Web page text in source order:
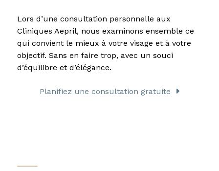
Lors d’une consultation personnelle aux
Cliniques Aepril, nous examinons ensemble ce
qui convient le mieux à votre visage et à votre
objectif. Sans en faire trop, avec un souci
d’équilibre et d’élégance.
Planifiez une consultation gratuite